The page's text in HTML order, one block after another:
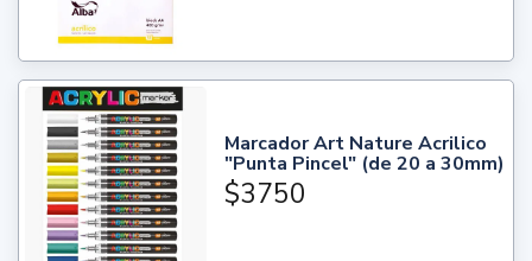
Marcador Art Nature Acrilico
"Punta Pincel" (de 20 a 30mm)
$3750